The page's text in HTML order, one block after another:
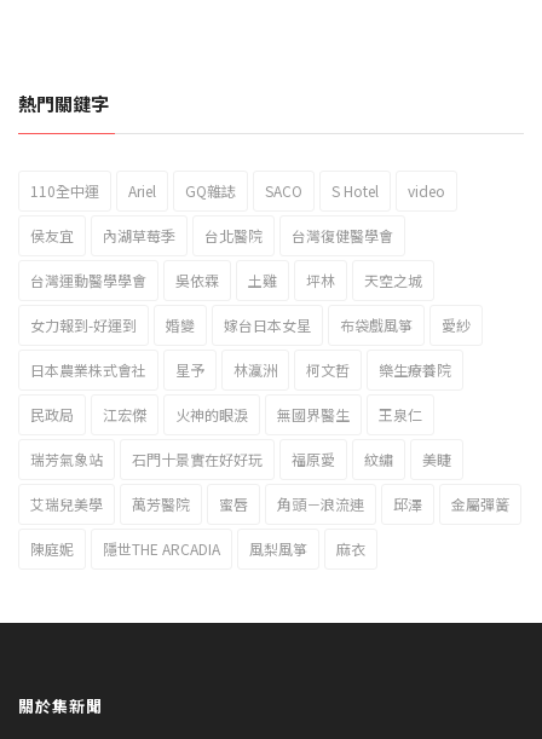
2023新北市北海岸國際風箏節「風在石起」霸氣回歸
熱門關鍵字
110全中運 Ariel GQ雜誌 SACO S Hotel video
侯友宜 內湖草莓季 台北醫院 台灣復健醫學會
台灣運動醫學學會 吳依霖 土雞 坪林 天空之城
女力報到-好運到 婚變 嫁台日本女星 布袋戲風箏 愛紗
日本農業株式會社 星予 林瀛洲 柯文哲 樂生療養院
民政局 江宏傑 火神的眼淚 無國界醫生 王泉仁
瑞芳氣象站 石門十景實在好好玩 福原愛 紋繡 美睫
艾瑞兒美學 萬芳醫院 蜜唇 角頭－浪流連 邱澤 金屬彈簧
陳庭妮 隱世THE ARCADIA 風梨風箏 麻衣
關於集新聞